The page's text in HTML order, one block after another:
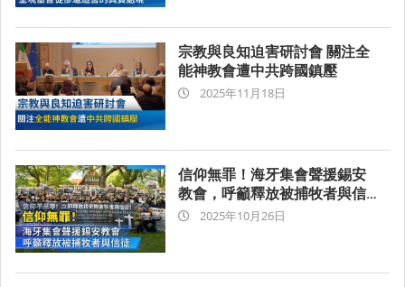
11:48
10:43
宗教與良知迫害研討會 關注全
能神教會遭中共跨國鎮壓
2025-2025年11月18日
02:17
信仰無罪！海牙集會聲援錫安
教會，呼籲釋放被捕牧者與信
徒
2025-2025年10月26日